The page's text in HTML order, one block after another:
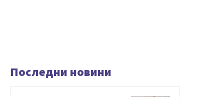
Последни новини